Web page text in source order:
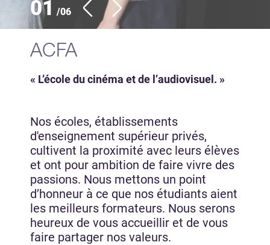
01 /06
ACFA
« L’école du cinéma et de l’audiovisuel. »
Nos écoles, établissements
d'enseignement supérieur privés,
cultivent la proximité avec leurs élèves
et ont pour ambition de faire vivre des
passions. Nous mettons un point
d’honneur à ce que nos étudiants aient
les meilleurs formateurs. Nous serons
heureux de vous accueillir et de vous
faire partager nos valeurs.